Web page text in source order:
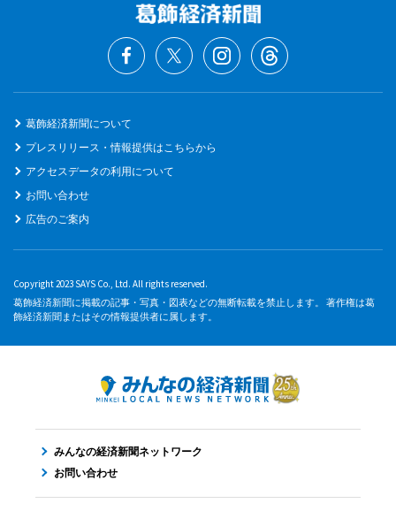
葛飾経済新聞について
プレスリリース・情報提供はこちらから
アクセスデータの利用について
お問い合わせ
広告のご案内
Copyright 2023 SAYS Co., Ltd. All rights reserved.
葛飾経済新聞に掲載の記事・写真・図表などの無断転載を禁止します。 著作権は葛
飾経済新聞またはその情報提供者に属します。
みんなの経済新聞ネットワーク
お問い合わせ